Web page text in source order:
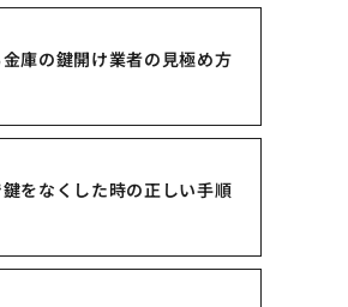
庫の鍵開け業者の見極め方
をなくした時の正しい手順